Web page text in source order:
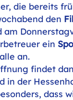
die bereits
den
am
ein
an.
findet
in der
dass